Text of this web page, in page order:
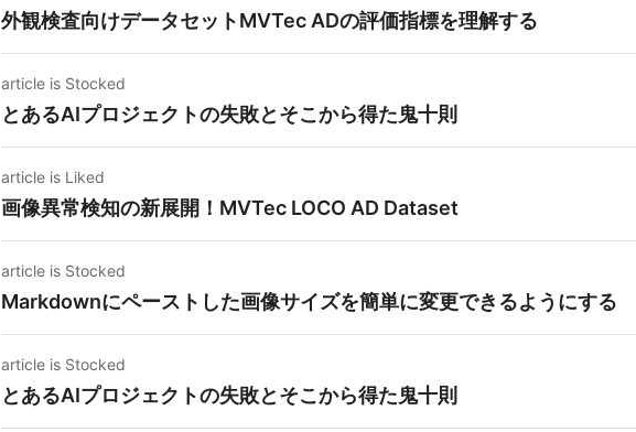
外観検査向けデータセットMVTec ADの評価指標を理解する
article is Stocked
とあるAIプロジェクトの失敗とそこから得た鬼十則
article is Liked
画像異常検知の新展開！MVTec LOCO AD Dataset
article is Stocked
Markdownにペーストした画像サイズを簡単に変更できるようにする
article is Stocked
とあるAIプロジェクトの失敗とそこから得た鬼十則